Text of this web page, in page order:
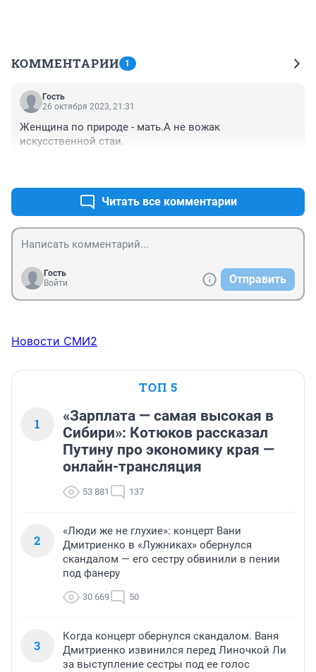
КОММЕНТАРИИ 1
Гость
26 октября 2023, 21:31
Женщина по природе - мать.А не вожак
искусственной стаи.
Читать все комментарии
Гость
Войти
Отправить
Новости СМИ2
ТОП 5
1
«Зарплата — самая высокая в
Сибири»: Котюков рассказал
Путину про экономику края —
онлайн-трансляция
53 881 137
2
«Люди же не глухие»: концерт Вани
Дмитриенко в «Лужниках» обернулся
скандалом — его сестру обвинили в пении
под фанеру
30 669 50
3
Когда концерт обернулся скандалом. Ваня
Дмитриенко извинился перед Линочкой Ли
за выступление сестры под ее голос